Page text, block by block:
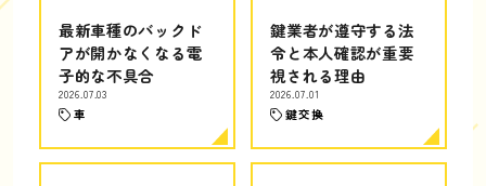
最新車種のバックド
アが開かなくなる電
子的な不具合
2026.07.03
車
鍵業者が遵守する法
令と本人確認が重要
視される理由
2026.07.01
鍵交換